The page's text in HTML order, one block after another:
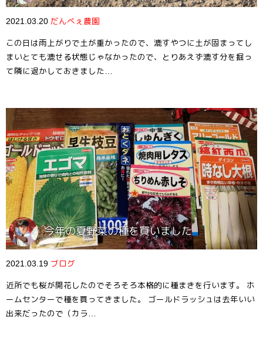
2021.03.20 だんべぇ農園
この日は雨上がりで土が重かったので、漉すやつに土が固まってし
まいとても漉せる状態じゃなかったので、とりあえず漉す分を掘っ
て隣に退かしておきました…
今年の夏野菜の種を買いました
2021.03.19 ブログ
近所でも桜が開花したのでそろそろ本格的に種まきを行います。 ホ
ームセンターで種を買ってきました。 ゴールドラッシュは去年いい
出来だったので（カラ…